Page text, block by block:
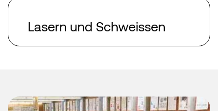
Lasern und Schweissen